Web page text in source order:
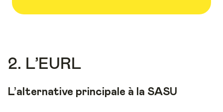
2. L’EURL
L’alternative principale à la SASU